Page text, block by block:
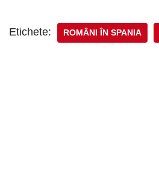
Etichete: ROMÂNI ÎN SPANIA